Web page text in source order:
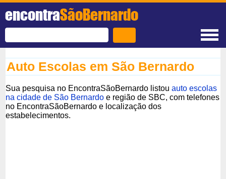
encontraSãoBernardo
Auto Escolas em São Bernardo
Sua pesquisa no EncontraSãoBernardo listouauto escolas
na cidade de São Bernardo e região de SBC, com telefones
no EncontraSãoBernardo e localização dos
estabelecimentos.